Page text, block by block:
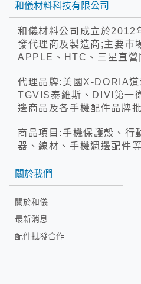
和儀材料科技有限公司
和儀材料公司成立於2012
發代理商及製造商;主要市
APPLE、HTC、三星直營
代理品牌:美國X-DORIA道
TGVIS泰維斯、DIVI第一
邊商品及各手機配件品牌
商品項目:手機保護殼、行
器、線材、手機週邊配件
關於我們
關於和儀
最新消息
配件批發合作